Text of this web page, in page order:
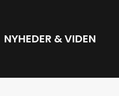
NYHEDER & VIDEN